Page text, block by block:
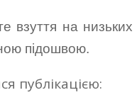
взуття на низьких
підошвою.
публікацією: